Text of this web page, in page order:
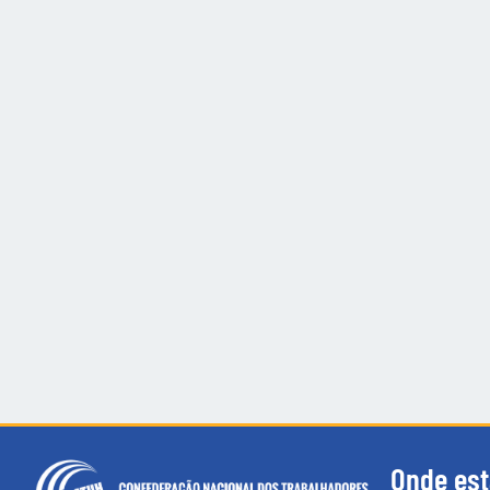
Onde